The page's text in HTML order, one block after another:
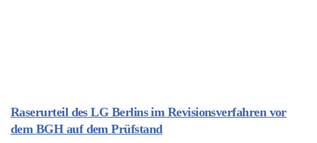
Raserurteil des LG Berlins im Revisionsverfahren vor
dem BGH auf dem Prüfstand